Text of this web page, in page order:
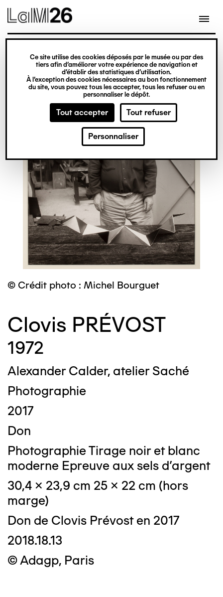
Gestion des cookies
Ce site utilise des cookies déposés par le musée ou par des
tiers afin d’améliorer votre expérience de navigation et
d’établir des statistiques d’utilisation.
À l’exception des cookies nécessaires au bon fonctionnement
du site, vous pouvez tous les accepter, tous les refuser ou en
personnaliser le dépôt.
Tout accepter Tout refuser
Personnaliser
contenu
© Crédit photo : Michel Bourguet
Clovis PRÉVOST
1972
Alexander Calder, atelier Saché
Photographie
2017
Don
Photographie Tirage noir et blanc
moderne Epreuve aux sels d'argent
30,4 x 23,9 cm 25 x 22 cm (hors
marge)
Don de Clovis Prévost en 2017
2018.18.13
© Adagp, Paris